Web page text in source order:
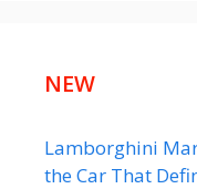
NEW
Lamborghini
the Car That